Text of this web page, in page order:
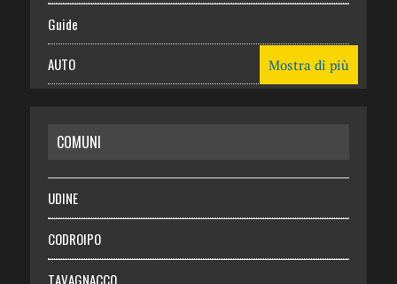
Guide
AUTO
RISPARMIO
SALUTE
Necrologie
Chi siamo
Mostra di più
COMUNI
UDINE
CODROIPO
TAVAGNACCO